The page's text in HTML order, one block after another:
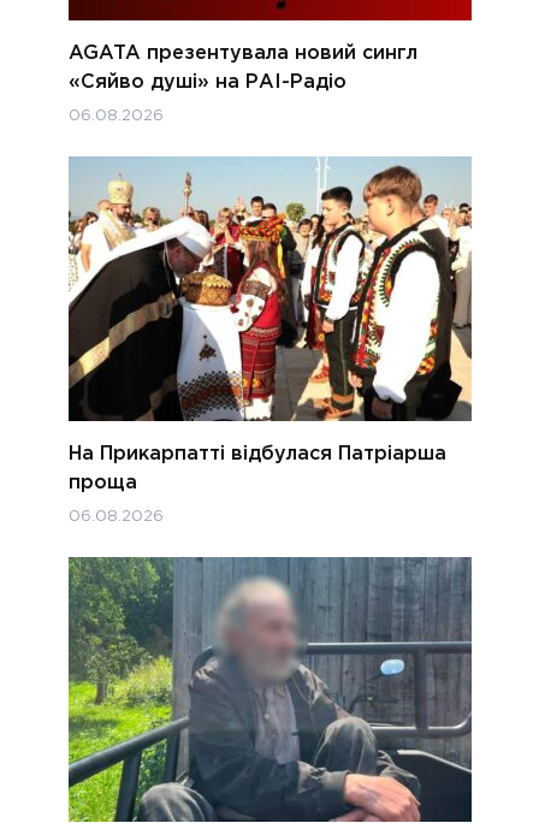
AGATA презентувала новий сингл
«Сяйво душі» на РАІ-Радіо
06.08.2026
На Прикарпатті відбулася Патріарша
проща
06.08.2026